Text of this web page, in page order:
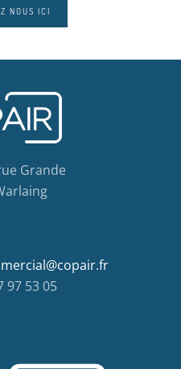
NOUS ICI
Grande
97 53 05